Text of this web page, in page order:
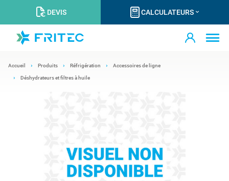
DEVIS CALCULATEURS
Accueil Produits Réfrigération Accessoires de ligne
Déshydrateurs et filtres à huile